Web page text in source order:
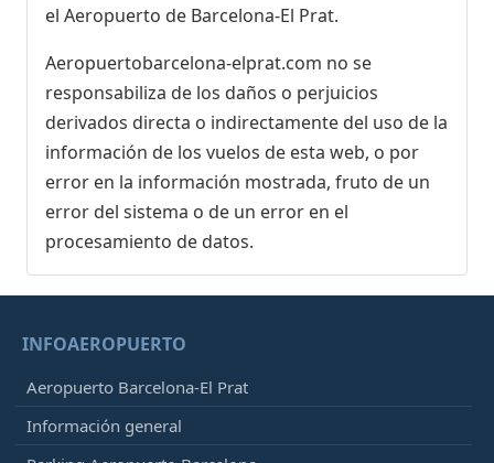
el Aeropuerto de Barcelona-El Prat.
Aeropuertobarcelona-elprat.com no se
responsabiliza de los daños o perjuicios
derivados directa o indirectamente del uso de la
información de los vuelos de esta web, o por
error en la información mostrada, fruto de un
error del sistema o de un error en el
procesamiento de datos.
INFOAEROPUERTO
Aeropuerto Barcelona-El Prat
Información general